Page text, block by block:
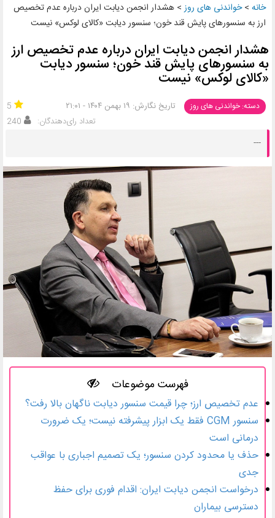
خانه >خواندنی های روز> هشدار انجمن دیابت ایران درباره عدم تخصیص
ارز به سنسورهای پایش قند خون؛ سنسور دیابت «کالای لوکس» نیست
هشدار انجمن دیابت ایران درباره عدم تخصیص ارز
به سنسورهای پایش قند خون؛ سنسور دیابت
«کالای لوکس» نیست
دسته: خواندنی های روز تاریخ نگارش: ۱۹ بهمن ۱۴۰۴ - ۲۱:۰۱
5
تعداد رای‌دهندگان:
240
---
فهرست موضوعات
عدم تخصیص ارز؛ چرا قیمت سنسور دیابت ناگهان بالا رفت؟
سنسور CGM فقط یک ابزار پیشرفته نیست؛ یک ضرورت
درمانی است
حذف یا محدود کردن سنسور؛ یک تصمیم اجباری با عواقب
جدی
درخواست انجمن دیابت ایران: اقدام فوری برای حفظ
دسترسی بیماران